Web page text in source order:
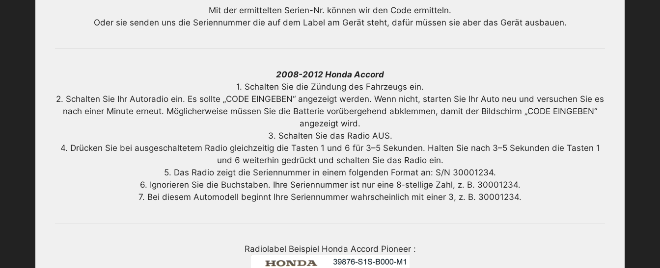
Mit der ermittelten Serien-Nr. können wir den Code ermitteln.
Oder sie senden uns die Seriennummer die auf dem Label am Gerät steht, dafür müssen sie aber das Gerät ausbauen.
2008-2012 Honda Accord
1. Schalten Sie die Zündung des Fahrzeugs ein.
2. Schalten Sie Ihr Autoradio ein. Es sollte „CODE EINGEBEN“ angezeigt werden. Wenn nicht, starten Sie Ihr Auto neu und versuchen Sie es
nach einer Minute erneut. Möglicherweise müssen Sie die Batterie vorübergehend abklemmen, damit der Bildschirm „CODE EINGEBEN“
angezeigt wird.
3. Schalten Sie das Radio AUS.
4. Drücken Sie bei ausgeschaltetem Radio gleichzeitig die Tasten 1 und 6 für 3–5 Sekunden. Halten Sie nach 3–5 Sekunden die Tasten 1
und 6 weiterhin gedrückt und schalten Sie das Radio ein.
5. Das Radio zeigt die Seriennummer in einem folgenden Format an: S/N 30001234.
6. Ignorieren Sie die Buchstaben. Ihre Seriennummer ist nur eine 8-stellige Zahl, z. B. 30001234.
7. Bei diesem Automodell beginnt Ihre Seriennummer wahrscheinlich mit einer 3, z. B. 30001234.
Radiolabel Beispiel Honda Accord Pioneer :